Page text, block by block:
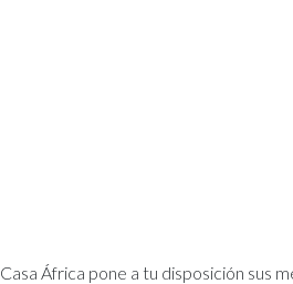
Casa África pone a tu disposición sus